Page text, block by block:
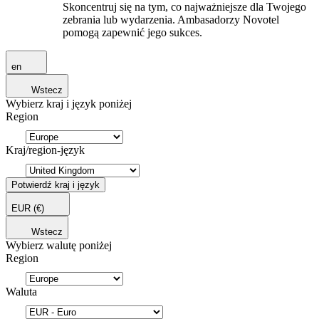
Skoncentruj się na tym, co najważniejsze dla Twojego
zebrania lub wydarzenia. Ambasadorzy Novotel
pomogą zapewnić jego sukces.
en
Wstecz
Wybierz kraj i język poniżej
Region
Kraj/region-język
Potwierdź kraj i język
EUR (€)
Wstecz
Wybierz walutę poniżej
Region
Waluta